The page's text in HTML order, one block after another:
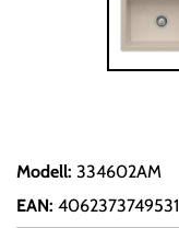
Modell: 334602AM
EAN: 4062373749531